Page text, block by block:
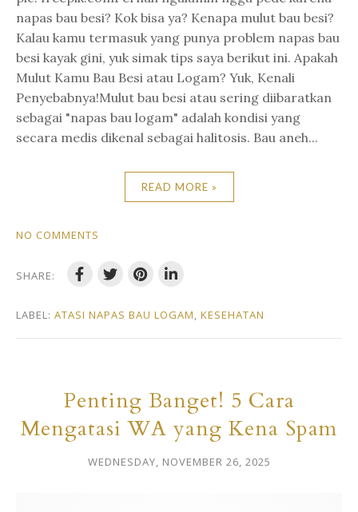
napas bau besi? Kok bisa ya? Kenapa mulut bau besi?
Kalau kamu termasuk yang punya problem napas bau
besi kayak gini, yuk simak tips saya berikut ini. Apakah
Mulut Kamu Bau Besi atau Logam? Yuk, Kenali
Penyebabnya!Mulut bau besi atau sering diibaratkan
sebagai "napas bau logam" adalah kondisi yang
secara medis dikenal sebagai halitosis. Bau aneh...
READ MORE »
NO COMMENTS
SHARE:
LABEL: ATASI NAPAS BAU LOGAM, KESEHATAN
Penting Banget! 5 Cara
Mengatasi WA yang Kena Spam
WEDNESDAY, NOVEMBER 26, 2025